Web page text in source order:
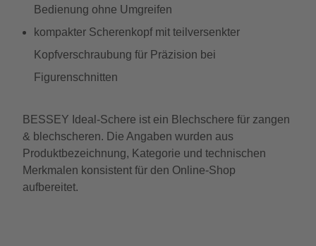
Bedienung ohne Umgreifen
kompakter Scherenkopf mit teilversenkter
Kopfverschraubung für Präzision bei
Figurenschnitten
BESSEY Ideal-Schere ist ein Blechschere für zangen
& blechscheren. Die Angaben wurden aus
Produktbezeichnung, Kategorie und technischen
Merkmalen konsistent für den Online-Shop
aufbereitet.